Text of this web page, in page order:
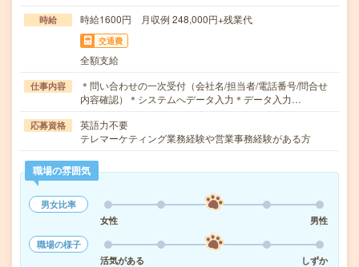
時給 時給1600円 月収例 248,000円+残業代
交通費
全額支給
仕事内容
＊問い合わせの一次受付（会社名/担当者/電話番号/問合せ
内容確認）＊システムへデータ入力＊データ入力…
応募資格
英語力不要
テレマーケティング業務経験や営業事務経験がある方
職場の雰囲気
男女比率
女性
男性
職場の様子
活気がある
しずか